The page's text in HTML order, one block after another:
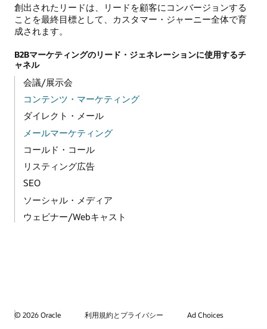
創出されたリードは、リードを顧客にコンバージョンする
ことを最終目標として、カスタマー・ジャーニー全体で育
成されます。
B2Bマーケティングのリード・ジェネレーションに使用するチ
ャネル
会議/展示会
コンテンツ・マーケティング
ダイレクト・メール
メールマーケティング
コールド・コール
リスティング広告
SEO
ソーシャル・メディア
ウェビナー/Webキャスト
© 2026 Oracle 利用規約とプライバシー
Ad Choices